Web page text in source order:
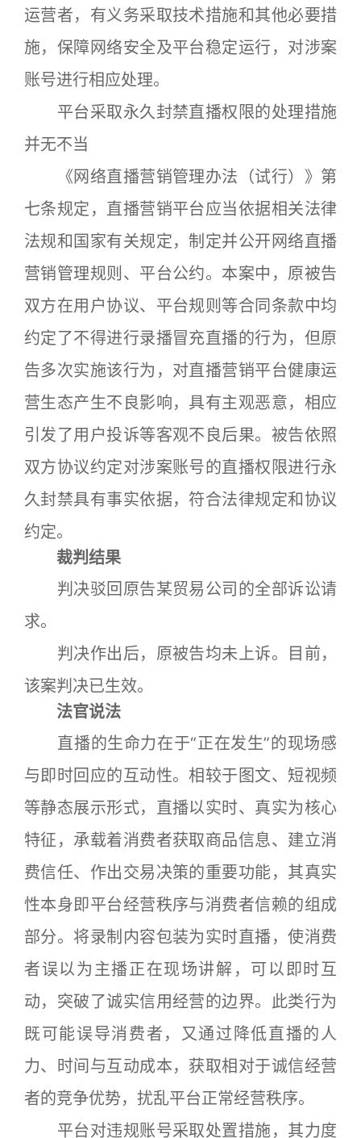
运营者，有义务采取技术措施和其他必要措
施，保障网络安全及平台稳定运行，对涉案
账号进行相应处理。
平台采取永久封禁直播权限的处理措施
并无不当
《网络直播营销管理办法（试行）》第
七条规定，直播营销平台应当依据相关法律
法规和国家有关规定，制定并公开网络直播
营销管理规则、平台公约。本案中，原被告
双方在用户协议、平台规则等合同条款中均
约定了不得进行录播冒充直播的行为，但原
告多次实施该行为，对直播营销平台健康运
营生态产生不良影响，具有主观恶意，相应
引发了用户投诉等客观不良后果。被告依照
双方协议约定对涉案账号的直播权限进行永
久封禁具有事实依据，符合法律规定和协议
约定。
裁判结果
判决驳回原告某贸易公司的全部诉讼请
求。
判决作出后，原被告均未上诉。目前，
该案判决已生效。
法官说法
直播的生命力在于“正在发生”的现场感
与即时回应的互动性。相较于图文、短视频
等静态展示形式，直播以实时、真实为核心
特征，承载着消费者获取商品信息、建立消
费信任、作出交易决策的重要功能，其真实
性本身即平台经营秩序与消费者信赖的组成
部分。将录制内容包装为实时直播，使消费
者误以为主播正在现场讲解，可以即时互
动，突破了诚实信用经营的边界。此类行为
既可能误导消费者，又通过降低直播的人
力、时间与互动成本，获取相对于诚信经营
者的竞争优势，扰乱平台正常经营秩序。
平台对违规账号采取处置措施，其力度